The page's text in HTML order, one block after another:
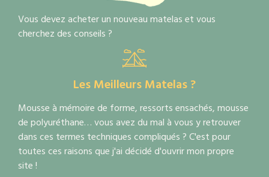
Vous devez acheter un nouveau matelas et vous
cherchez des conseils ?
Les Meilleurs Matelas ?
Mousse à mémoire de forme, ressorts ensachés, mousse
de polyuréthane… vous avez du mal à vous y retrouver
dans ces termes techniques compliqués ? C'est pour
toutes ces raisons que j'ai décidé d'ouvrir mon propre
site !